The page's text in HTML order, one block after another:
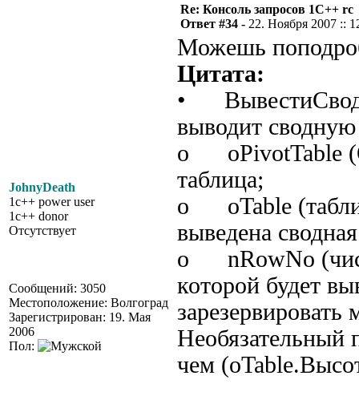
JohnyDeath
1c++ power user
1c++ donor
Отсутствует
Сообщений: 3050
Местоположение: Волгоград
Зарегистрирован: 19. Мая
2006
Пол:
Re: Консоль запросов 1С++ rc
Ответ #34 - 22. Ноября 2007 ::
Можешь
Цитата:
•
выводит
o oPivotTable
таблица;
o oTable
выведена
o nRowNo
которой будет
чем